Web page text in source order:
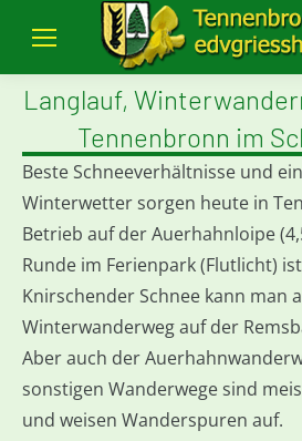
Langlauf,
Tennenbronn im
Beste Schneeverhältnisse und
Winterwetter sorgen heute in
Betrieb auf der Auerhahnloipe
Runde im Ferienpark (Flutlicht)
Knirschender Schnee kann man
Winterwanderweg auf der
Aber auch der
sonstigen Wanderwege sind
und weisen Wanderspuren auf.